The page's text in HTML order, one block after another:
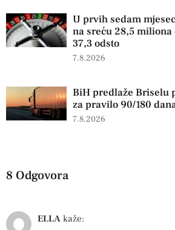
U prvih sedam
na sreću 28,5
37,3 odsto
7.8.2026
BiH predlaže Briselu
za pravilo 90/180
7.8.2026
8 Odgovora
ELLA kaže: